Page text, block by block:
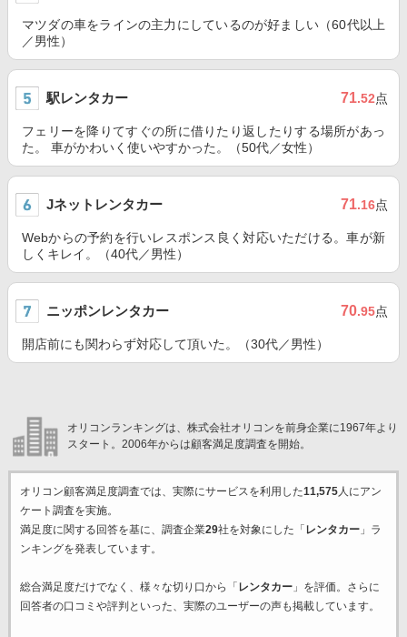
マツダの車をラインの主力にしているのが好ましい（60代以上
／男性）
駅レンタカー 71.52点
フェリーを降りてすぐの所に借りたり返したりする場所があっ
た。 車がかわいく使いやすかった。（50代／女性）
Jネットレンタカー 71.16点
Webからの予約を行いレスポンス良く対応いただける。車が新
しくキレイ。（40代／男性）
ニッポンレンタカー 70.95点
開店前にも関わらず対応して頂いた。（30代／男性）
オリコンランキングは、株式会社オリコンを前身企業に1967年より
スタート。2006年からは顧客満足度調査を開始。
オリコン顧客満足度調査では、実際にサービスを利用した11,575人にアン
ケート調査を実施。
満足度に関する回答を基に、調査企業29社を対象にした「 レンタカー」ラ
ンキングを発表しています。
総合満足度だけでなく、様々な切り口から「 レンタカー」を評価。さらに
回答者の口コミや評判といった、実際のユーザーの声も掲載しています。